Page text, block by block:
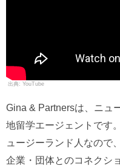
YouTube
Gina & Partnersは、ニュ
地留学エージェントです
ュージーランド人なので
企業・団体とのコネクシ